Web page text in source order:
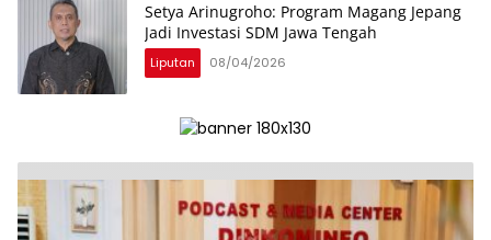
Setya Arinugroho: Program Magang Jepang
Jadi Investasi SDM Jawa Tengah
Liputan 08/04/2026